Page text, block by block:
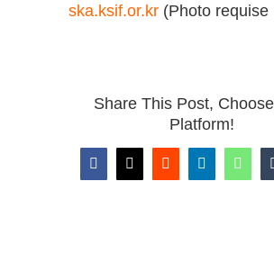
ska.ksif.or.kr (Photo requise
Share This Post,
Platform!
Facebook
X RedditLinkedIn